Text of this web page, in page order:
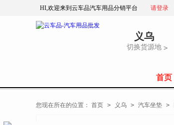
HI,欢迎来到云车品汽车用品分销平台 请登录
义乌
切换货源地 >
首页
您现在所在的位置： 首页 > 义乌 > 汽车坐垫 >